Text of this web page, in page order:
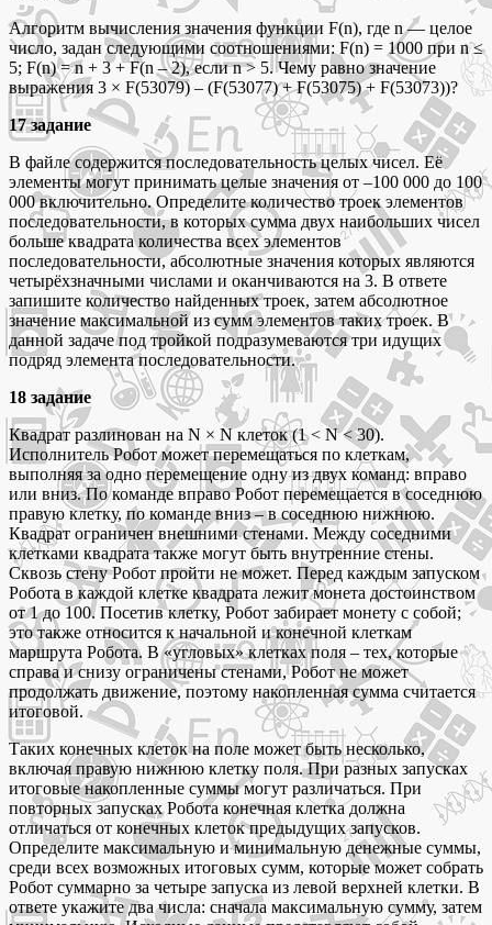
Алгоритм вычисления значения функции F(n), где n –– целое
число, задан следующими соотношениями: F(n) = 1000 при n ≤
5; F(n) = n + 3 + F(n – 2), если n > 5. Чему равно значение
выражения 3 × F(53079) – (F(53077) + F(53075) + F(53073))?
17 задание
В файле содержится последовательность целых чисел. Её
элементы могут принимать целые значения от –100 000 до 100
000 включительно. Определите количество троек элементов
последовательности, в которых сумма двух наибольших чисел
больше квадрата количества всех элементов
последовательности, абсолютные значения которых являются
четырёхзначными числами и оканчиваются на 3. В ответе
запишите количество найденных троек, затем абсолютное
значение максимальной из сумм элементов таких троек. В
данной задаче под тройкой подразумеваются три идущих
подряд элемента последовательности.
18 задание
Квадрат разлинован на N × N клеток (1 < N < 30).
Исполнитель Робот может перемещаться по клеткам,
выполняя за одно перемещение одну из двух команд: вправо
или вниз. По команде вправо Робот перемещается в соседнюю
правую клетку, по команде вниз – в соседнюю нижнюю.
Квадрат ограничен внешними стенами. Между соседними
клетками квадрата также могут быть внутренние стены.
Сквозь стену Робот пройти не может. Перед каждым запуском
Робота в каждой клетке квадрата лежит монета достоинством
от 1 до 100. Посетив клетку, Робот забирает монету с собой;
это также относится к начальной и конечной клеткам
маршрута Робота. В «угловых» клетках поля – тех, которые
справа и снизу ограничены стенами, Робот не может
продолжать движение, поэтому накопленная сумма считается
итоговой.
Таких конечных клеток на поле может быть несколько,
включая правую нижнюю клетку поля. При разных запусках
итоговые накопленные суммы могут различаться. При
повторных запусках Робота конечная клетка должна
отличаться от конечных клеток предыдущих запусков.
Определите максимальную и минимальную денежные суммы,
среди всех возможных итоговых сумм, которые может собрать
Робот суммарно за четыре запуска из левой верхней клетки. В
ответе укажите два числа: сначала максимальную сумму, затем